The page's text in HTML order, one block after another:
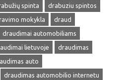
spinta
drabuziu spintos
mokykla
draud
draudimai automobiliams
lietuvoje
draudimas
auto
draudimas automobilio internetu